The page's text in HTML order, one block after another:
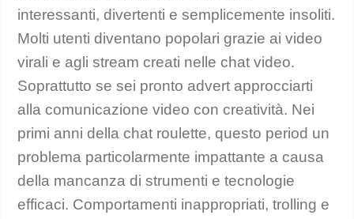
interessanti, divertenti e semplicemente insoliti.
Molti utenti diventano popolari grazie ai video
virali e agli stream creati nelle chat video.
Soprattutto se sei pronto advert approcciarti
alla comunicazione video con creatività. Nei
primi anni della chat roulette, questo period un
problema particolarmente impattante a causa
della mancanza di strumenti e tecnologie
efficaci. Comportamenti inappropriati, trolling e